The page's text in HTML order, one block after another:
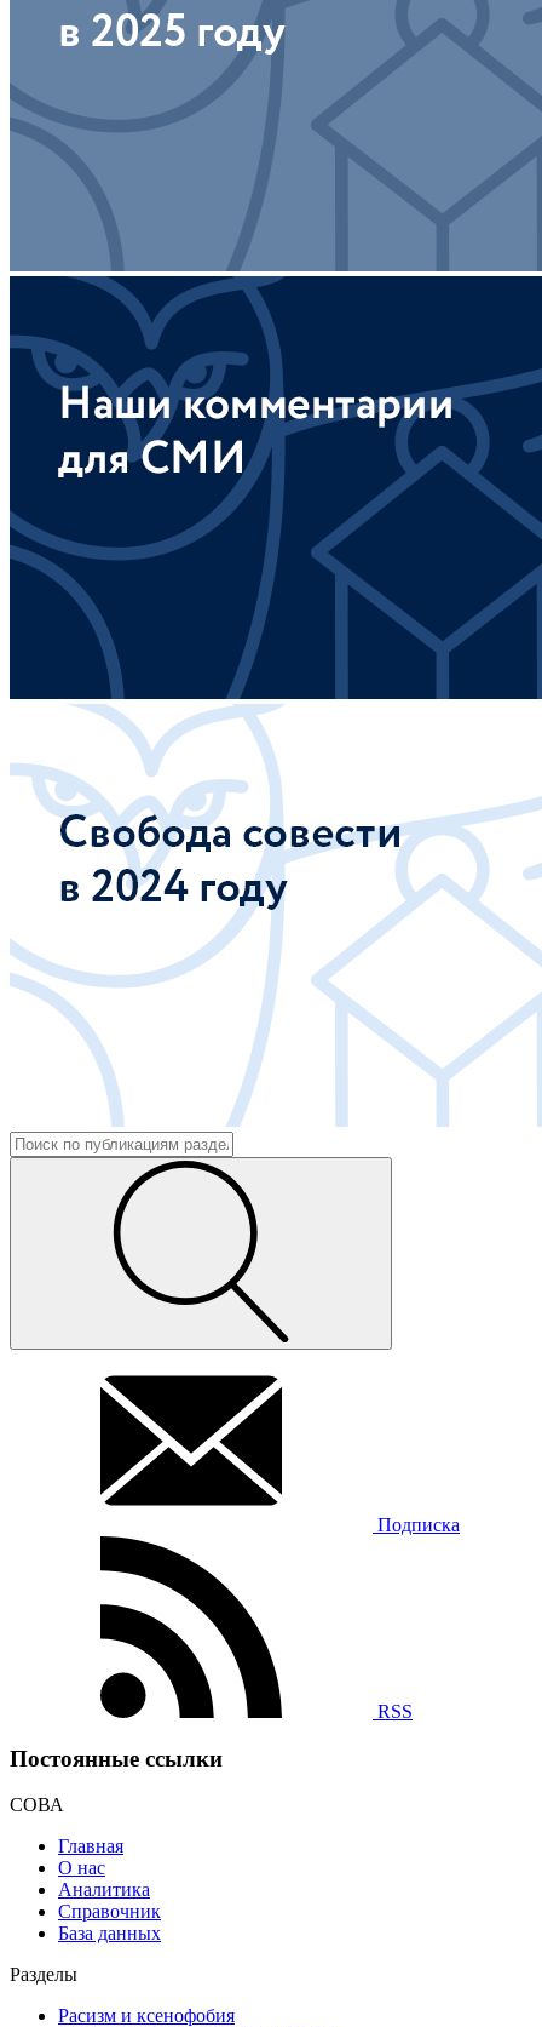
Подписка
RSS
Постоянные ссылки
СОВА
Главная
О нас
Аналитика
Справочник
База данных
Разделы
Расизм и ксенофобия